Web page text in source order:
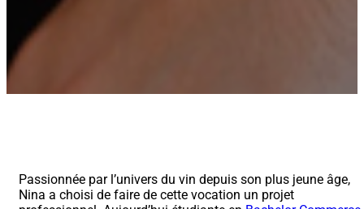
Passionnée par l’univers du vin depuis son plus jeune âge,
Nina a choisi de faire de cette vocation un projet